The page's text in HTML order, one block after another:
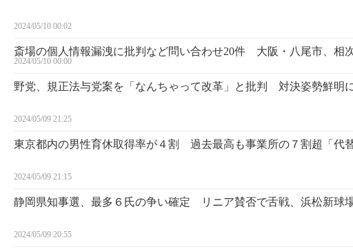
2024/05/10 00:02
斎場の個人情報漏洩に批判など問い合わせ20件 大阪・八尾市、相
2024/05/10 00:00
野党、規正法与党案を「なんちゃって改革」と批判 対決姿勢鮮明
2024/05/09 21:25
東京都内の男性育休取得率が４割 過去最高も事業所の７割超「代
2024/05/09 21:15
静岡県知事選、最多６氏の争い確定 リニア賛否で舌戦、浜松新球
2024/05/09 20:55